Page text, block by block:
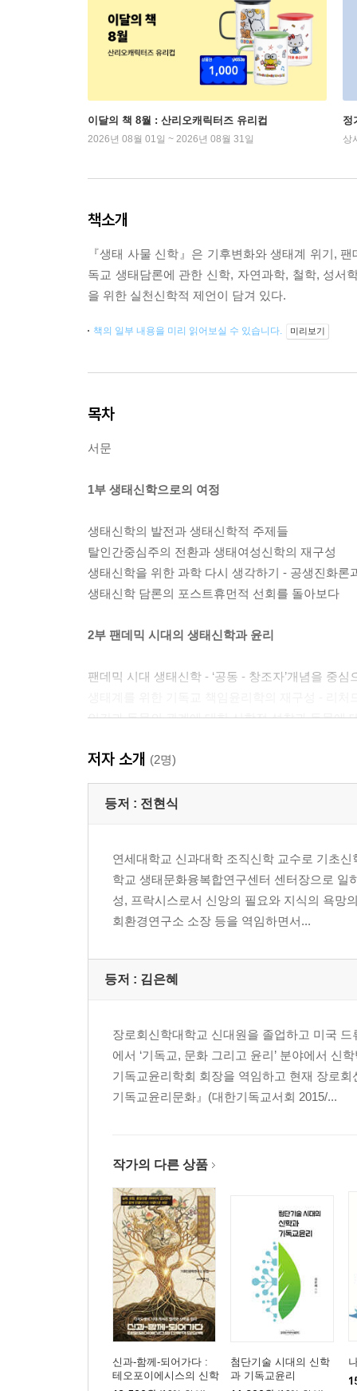
이달의 책 8월 : 산리오캐릭터즈 유리컵
2026년 08월 01일 ~ 2026년 08월 31일
정
상
책소개
『생태 사물 신학』은 기후변화와 생태계 위기,
독교 생태담론에 관한 신학, 자연과학, 철학, 성서
을 위한 실천신학적 제언이 담겨 있다.
책의 일부 내용을 미리 읽어보실 수 있습니다. 미리보기
목차
서문
1부 생태신학으로의 여정
생태신학의 발전과 생태신학적 주제들
탈인간중심주의 전환과 생태여성신학의 재구성
생태신학을 위한 과학 다시 생각하기 - 공생진화론
생태신학 담론의 포스트휴먼적 선회를 돌아보다
2부 팬데믹 시대의 생태신학과 윤리
팬데믹 시대 생태신학 - ‘공동 - 창조자’개념을 중심
인간과 동물의 관계에 대한 신학적 성찰과 동물에
3부 사물 / 생태 / 정치 / 신학
네트워크를 통해 계시와 인식의 관계를 생각하다
4부 한국생태신학의 미래적 재정위
저자 소개 (2명)
등저 : 전현식
연세대학교 신과대학 조직신학 교수로 기초
학교 생태문화융복합연구센터 센터장으로
성, 프락시스로서 신앙의 필요와 지식의 욕망
회환경연구소 소장 등을 역임하면서...
등저 : 김은혜
장로회신학대학교 신대원을 졸업하고 미국
에서 ‘기독교, 문화 그리고 윤리’ 분야에서 신
기독교윤리학회 회장을 역임하고 현재 장로
기독교윤리문화』(대한기독교서회 2015/...
작가의 다른 상품
신과-함께-되어가다 :
테오포이에시스의 신학
첨단기술 시대의 신학
과 기독교윤리